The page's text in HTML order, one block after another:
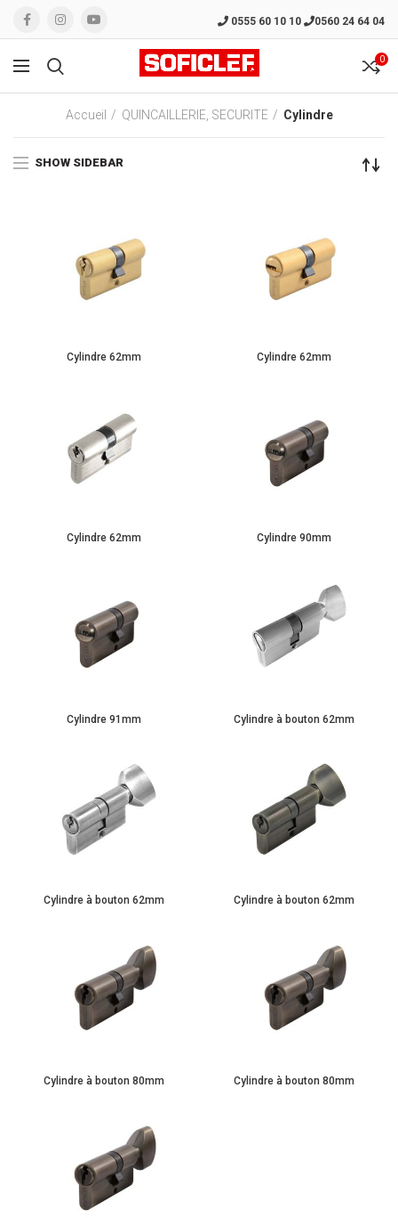
0555 60 10 10 0560 24 64 04
0
Accueil QUINCAILLERIE, SECURITE Cylindre
SHOW SIDEBAR
Cylindre 62mm Cylindre 62mm
Cylindre 62mm Cylindre 90mm
Cylindre 91mm Cylindre à bouton 62mm
Cylindre à bouton 62mm Cylindre à bouton 62mm
Cylindre à bouton 80mm Cylindre à bouton 80mm